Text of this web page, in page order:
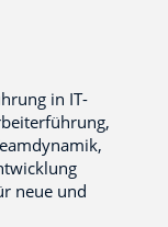
in IT-
neue und